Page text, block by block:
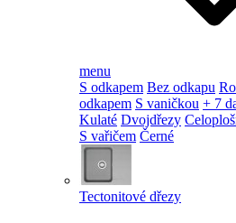
menu
S odkapem Bez odkapu
odkapem S vaničkou + 7
Kulaté Dvojdřezy
S vařičem Černé
Tectonitové dřezy